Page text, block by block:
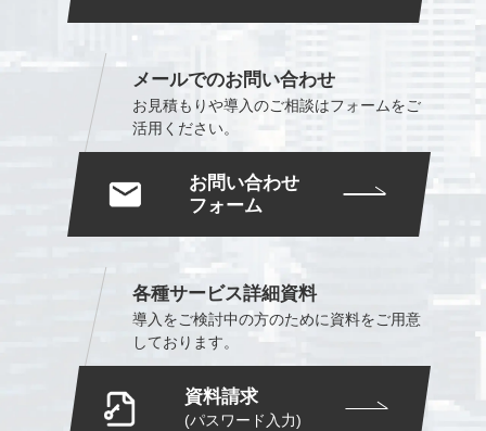
メールでのお問い合わせ
お見積もりや導入のご相談はフォームをご
活用ください。
お問い合わせ
フォーム
各種サービス詳細資料
導入をご検討中の方のために資料をご用意
しております。
資料請求
(パスワード入力)